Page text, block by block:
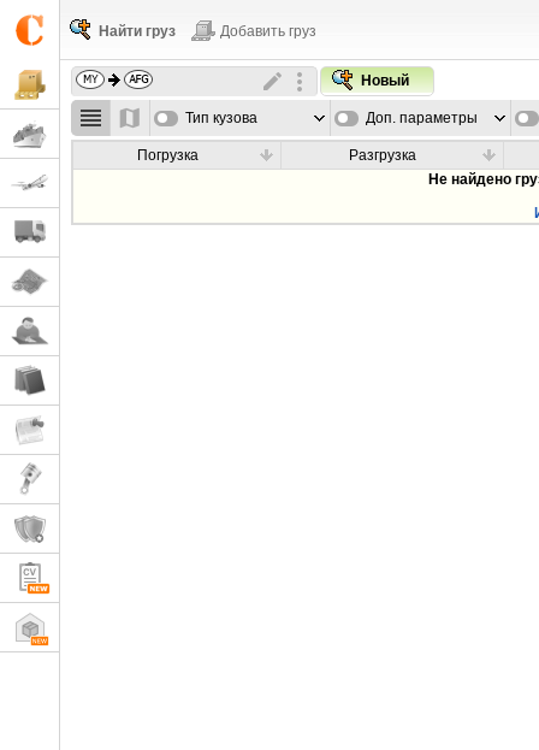
Найти груз Добавить груз
Новый
Тип кузова Доп. параметры
Погрузка
Разгрузка
Не найдено